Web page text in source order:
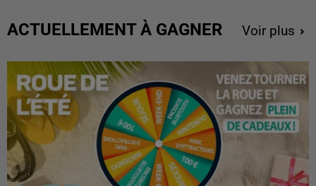
ACTUELLEMENT À GAGNER Voir plus